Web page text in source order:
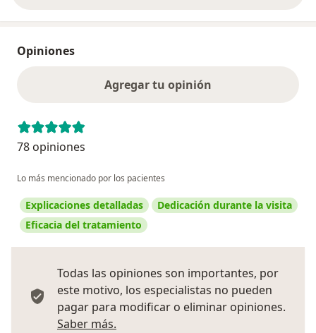
Opiniones
Agregar tu opinión
78 opiniones
Lo más mencionado por los pacientes
Explicaciones detalladas
Dedicación durante la visita
Eficacia del tratamiento
Todas las opiniones son importantes, por
este motivo, los especialistas no pueden
pagar para modificar o eliminar opiniones.
Saber más.